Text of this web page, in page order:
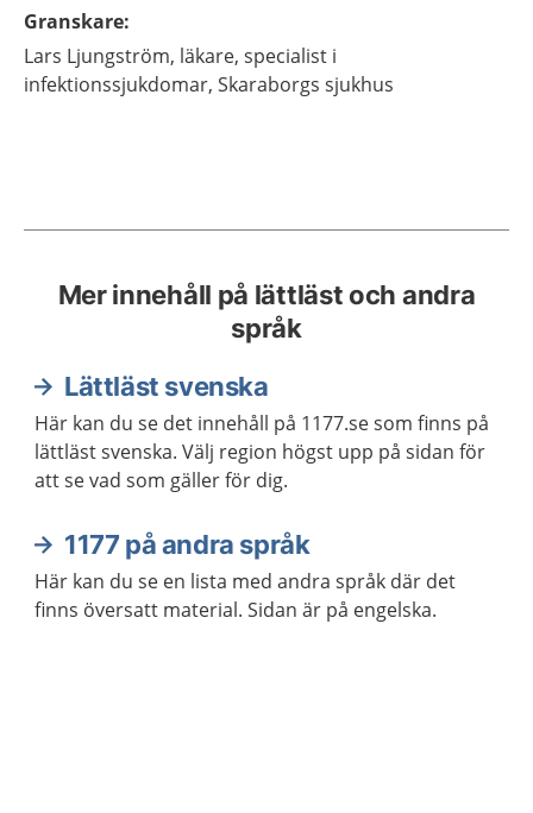
Granskare:
Lars Ljungström, läkare, specialist i
infektionssjukdomar, Skaraborgs sjukhus
Mer innehåll på lättläst och andra
språk
Lättläst svenska
Här kan du se det innehåll på 1177.se som finns på
lättläst svenska. Välj region högst upp på sidan för
att se vad som gäller för dig.
1177 på andra språk
Här kan du se en lista med andra språk där det
finns översatt material. Sidan är på engelska.